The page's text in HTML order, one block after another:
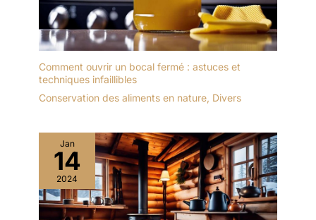
Comment ouvrir un bocal fermé : astuces et
techniques infaillibles
Conservation des aliments en nature, Divers
Jan
14
2024